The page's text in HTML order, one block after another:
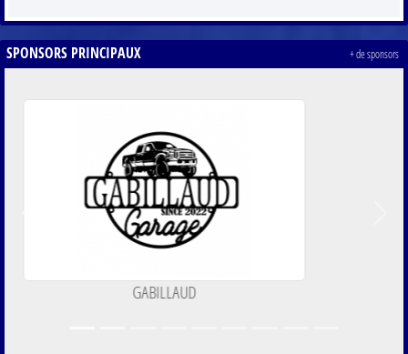
SPONSORS PRINCIPAUX
ENTREPRISE PELLETREAU
+ de sponsors